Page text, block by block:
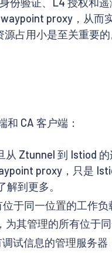
proxy，从
占用小是至关重要
CA 客户端：
Ztunnel 到 Istiod
proxy，只是
到更多。
于同一位置的工作负
其管理的所有位于
试信息的管理服务器